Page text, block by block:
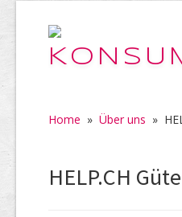
Home » Über uns »
HELP.CH